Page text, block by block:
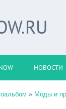
НОВОСТИ
» Моды и